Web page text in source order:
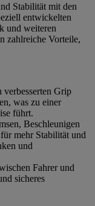
Stabilität mit den
entwickelten
und weiteren
zahlreiche Vorteile,
verbesserten Grip
was zu einer
führt.
Beschleunigen
mehr Stabilität und
und
Fahrer und
sicheres